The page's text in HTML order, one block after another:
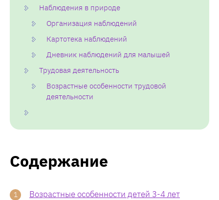
Наблюдения в природе
Организация наблюдений
Картотека наблюдений
Дневник наблюдений для малышей
Трудовая деятельность
Возрастные особенности трудовой
деятельности
Содержание
Возрастные особенности детей 3-4 лет